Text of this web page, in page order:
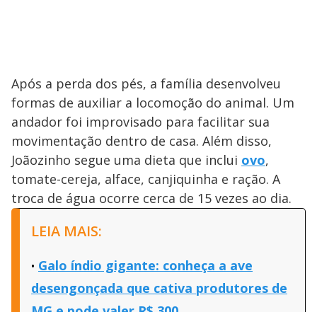
Após a perda dos pés, a família desenvolveu
formas de auxiliar a locomoção do animal. Um
andador foi improvisado para facilitar sua
movimentação dentro de casa. Além disso,
Joãozinho segue uma dieta que inclui ovo,
tomate-cereja, alface, canjiquinha e ração. A
troca de água ocorre cerca de 15 vezes ao dia.
LEIA MAIS:
Galo índio gigante: conheça a ave
desengonçada que cativa produtores de